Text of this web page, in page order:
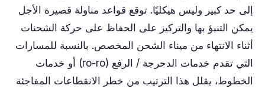
إلى حد كبير وليس هيكليًا. توقع قواعد مناولة قصيرة الأجل
يمكن التنبؤ بها والتركيز على الحفاظ على حركة الشحنات
أثناء الانتهاء من ميناء الشحن المخصص. بالنسبة للمسارات
التي تقدم خدمات الدحرجة / الرفع (ro-ro) أو خدمات
الخطوط، يقلل هذا الترتيب من خطر الانقطاعات المفاجئة